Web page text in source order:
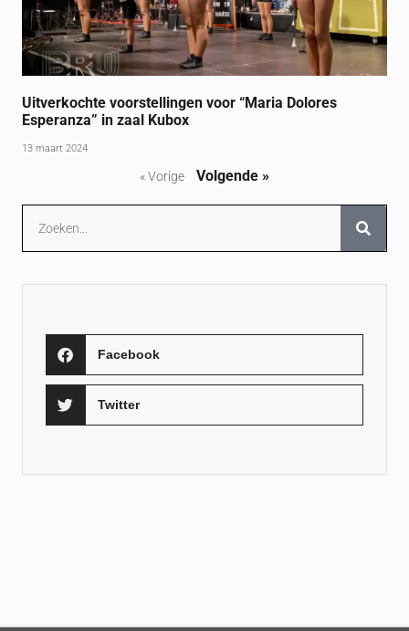
Uitverkochte voorstellingen voor “Maria Dolores
Esperanza” in zaal Kubox
13 maart 2024
« Vorige Volgende »
Facebook
Twitter